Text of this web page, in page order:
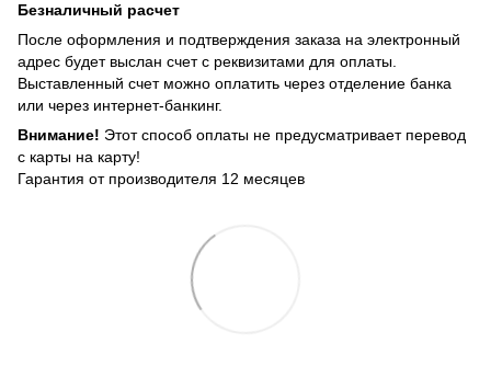
Безналичный расчет
После оформления и подтверждения заказа на электронный
адрес будет выслан счет с реквизитами для оплаты.
Выставленный счет можно оплатить через отделение банка
или через интернет-банкинг.
Внимание! Этот способ оплаты не предусматривает перевод
с карты на карту!
Гарантия от производителя 12 месяцев